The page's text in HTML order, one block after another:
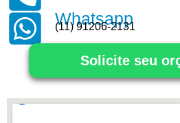
Whatsapp
(11) 91206-2131
Solicite seu